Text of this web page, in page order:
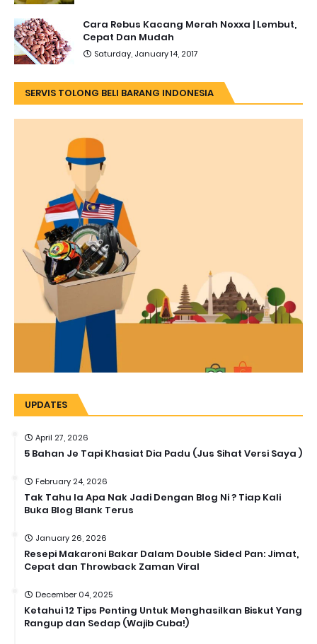
Cara Rebus Kacang Merah Noxxa | Lembut,
Cepat Dan Mudah
Saturday, January 14, 2017
SERVIS TOLONG BELI BARANG INDONESIA
UPDATES
April 27, 2026
5 Bahan Je Tapi Khasiat Dia Padu (Jus Sihat Versi Saya )
February 24, 2026
Tak Tahu la Apa Nak Jadi Dengan Blog Ni ? Tiap Kali
Buka Blog Blank Terus
January 26, 2026
Resepi Makaroni Bakar Dalam Double Sided Pan: Jimat,
Cepat dan Throwback Zaman Viral
December 04, 2025
Ketahui 12 Tips Penting Untuk Menghasilkan Biskut Yang
Rangup dan Sedap (Wajib Cuba!)